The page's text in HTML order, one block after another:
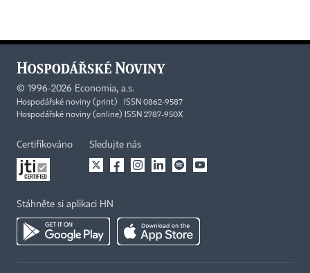
© 1996-2026 Economia, a.s.
Hospodářské noviny (print) ISSN 0862-9587
Hospodářské noviny (online) ISSN 2787-950X
Certifikováno Sledujte nás
Stáhněte si aplikaci HN